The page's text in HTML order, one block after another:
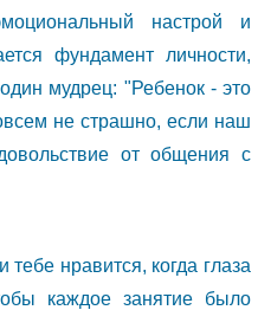
настрой и
фундамент личности,
мудрец: "Ребенок - это
не страшно, если наш
от общения с
нравится, когда глаза
каждое занятие было